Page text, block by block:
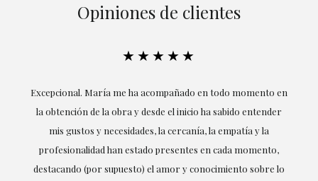
Opiniones de clientes
★★★★★
Excepcional. María me ha acompañado en todo momento en
la obtención de la obra y desde el inicio ha sabido entender
mis gustos y necesidades, la cercanía, la empatía y la
profesionalidad han estado presentes en cada momento,
destacando (por supuesto) el amor y conocimiento sobre lo